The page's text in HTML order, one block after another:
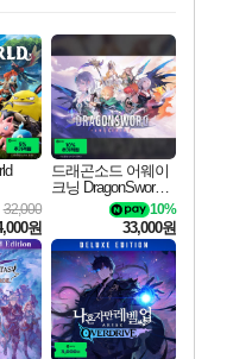
인가를 만나보세요!
함께 만나보세요!
가 적립까지!
혜택까지!
택까지!
와 함께 예약하세요!
혜택으로 만나보세요!
모션으로 만나보세요!
나보세요!
상시 할인!
판매 중
전하세요
32,000
원
드래곤소드 어웨이
크닝 DragonSword A
10%
33,000원